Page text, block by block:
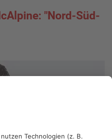
"Nord-Süd-